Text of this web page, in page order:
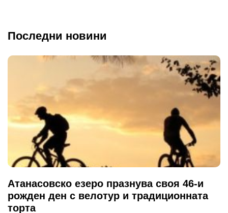
Последни новини
Атанасовско езеро празнува своя 46-и
рожден ден с велотур и традиционната
торта